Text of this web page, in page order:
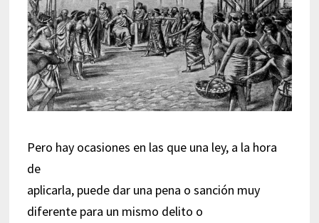
Pero hay ocasiones en las que una ley, a la hora
de
aplicarla, puede dar una pena o sanción muy
diferente para un mismo delito o